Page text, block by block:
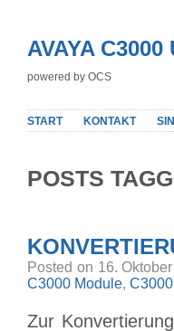
AVAYA
powered by OCS
START KONTAKT
POSTS
Posted on 16.
C3000 Module,
Zur